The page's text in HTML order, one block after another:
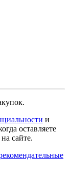
и
оставляете
сайте.